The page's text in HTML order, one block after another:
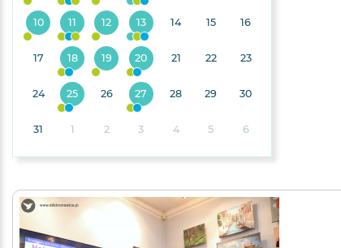
10 11 12 13 14 15 16
17 18 19 20 21 22 23
24 25 26 27 28 29 30
31 1 2 3 4 5 6